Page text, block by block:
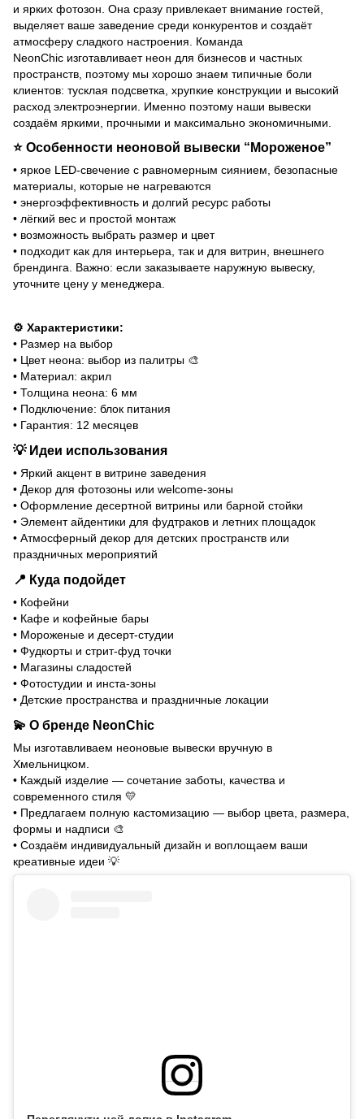
и ярких фотозон. Она сразу привлекает внимание гостей,
выделяет ваше заведение среди конкурентов и создаёт
атмосферу сладкого настроения. Команда
NeonChic изготавливает неон для бизнесов и частных
пространств, поэтому мы хорошо знаем типичные боли
клиентов: тусклая подсветка, хрупкие конструкции и высокий
расход электроэнергии. Именно поэтому наши вывески
создаём яркими, прочными и максимально экономичными.
⭐ Особенности неоновой вывески “Мороженое”
• яркое LED-свечение с равномерным сиянием, безопасные
материалы, которые не нагреваются
• энергоэффективность и долгий ресурс работы
• лёгкий вес и простой монтаж
• возможность выбрать размер и цвет
• подходит как для интерьера, так и для витрин, внешнего
брендинга. Важно: если заказываете наружную вывеску,
уточните цену у менеджера.
⚙️ Характеристики:
• Размер на выбор
• Цвет неона: выбор из палитры 🎨
• Материал: акрил
• Толщина неона: 6 мм
• Подключение: блок питания
• Гарантия: 12 месяцев
💡Идеи использования
• Яркий акцент в витрине заведения
• Декор для фотозоны или welcome-зоны
• Оформление десертной витрины или барной стойки
• Элемент айдентики для фудтраков и летних площадок
• Атмосферный декор для детских пространств или
праздничных мероприятий
📍 Куда подойдет
• Кофейни
• Кафе и кофейные бары
• Мороженые и десерт-студии
• Фудкорты и стрит-фуд точки
• Магазины сладостей
• Фотостудии и инста-зоны
• Детские пространства и праздничные локации
💫 О бренде NeonСhіс
Мы изготавливаем неоновые вывески вручную в
Хмельницком.
• Каждый изделие — сочетание заботы, качества и
современного стиля 💛
• Предлагаем полную кастомизацию — выбор цвета, размера,
формы и надписи 🎨
• Создаём индивидуальный дизайн и воплощаем ваши
креативные идеи 💡